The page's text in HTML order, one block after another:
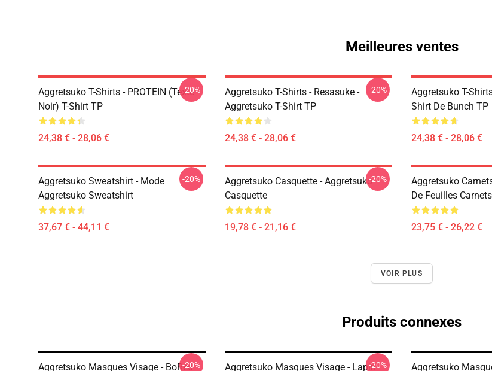
Meilleures ventes
Aggretsuko T-Shirts - PROTEIN (texte
Noir) T-Shirt TP
24,38 € - 28,06 €
-20%
Aggretsuko T-Shirts - Resasuke -
Aggretsuko T-Shirt TP
24,38 € - 28,06 €
-20%
Aggretsuko T-
Shirt De Bunch TP
24,38 € - 28,06 €
Aggretsuko Sweatshirt - Mode
Aggretsuko Sweatshirt
37,67 € - 44,11 €
-20%
Aggretsuko Casquette - Aggretsuko
Casquette
19,78 € - 21,16 €
-20%
Aggretsuko
De Feuilles
23,75 € - 26,22 €
VOIR PLUS
Produits connexes
Aggretsuko Masques Visage - BoRed
-20%
Aggretsuko Masques Visage - Lapin-20%
Aggretsuko